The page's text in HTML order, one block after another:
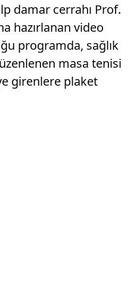
damar cerrahı Prof.
hazırlanan video
programda, sağlık
masa tenisi
girenlere plaket